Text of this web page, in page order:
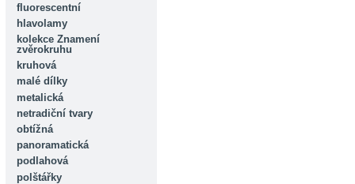
fluorescentní
hlavolamy
kolekce Znamení
zvěrokruhu
kruhová
malé dílky
metalická
netradiční tvary
obtížná
panoramatická
podlahová
polštářky